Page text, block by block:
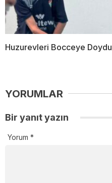
Huzurevleri Bocceye Doydu
YORUMLAR
Bir yanıt yazın
Yorum *